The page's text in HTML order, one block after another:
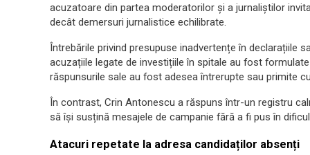
acuzatoare din partea moderatorilor și a jurnaliștilor
decât demersuri jurnalistice echilibrate.
Întrebările privind presupuse inadvertențe în declarațiile
acuzațiile legate de investițiile în spitale au fost
răspunsurile sale au fost adesea întrerupte sau primite
În contrast, Crin Antonescu a răspuns într-un registru
să își susțină mesajele de campanie fără a fi pus în
Atacuri repetate la adresa candidaților absenți